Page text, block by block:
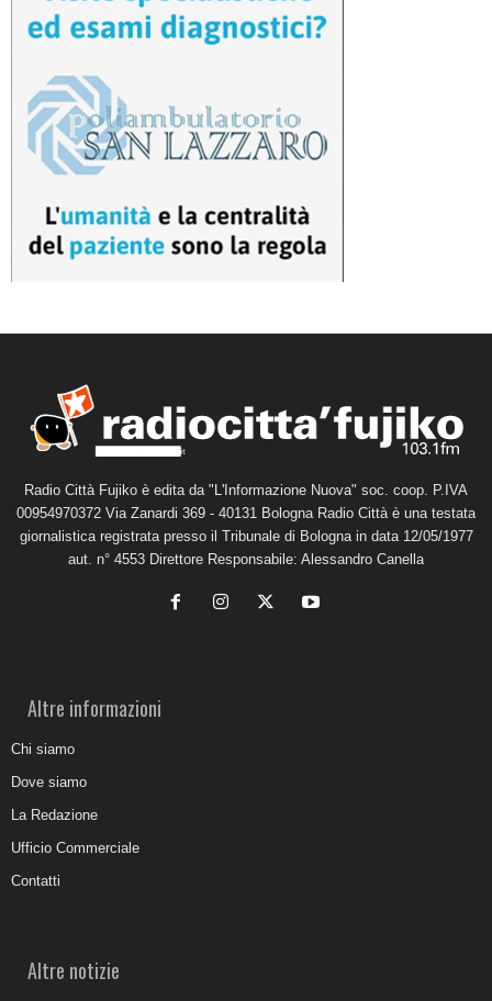
Radio Città Fujiko è edita da "L'Informazione Nuova" soc. coop. P.IVA
00954970372 Via Zanardi 369 - 40131 Bologna Radio Città è una testata
giornalistica registrata presso il Tribunale di Bologna in data 12/05/1977
aut. n° 4553 Direttore Responsabile: Alessandro Canella
Altre informazioni
Chi siamo
Dove siamo
La Redazione
Ufficio Commerciale
Contatti
Altre notizie